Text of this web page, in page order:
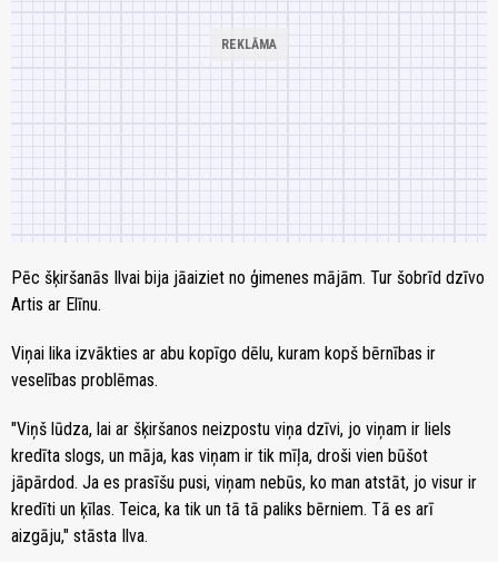
Pēc šķiršanās Ilvai bija jāaiziet no ģimenes mājām. Tur šobrīd dzīvo
Artis ar Elīnu.
Viņai lika izvākties ar abu kopīgo dēlu, kuram kopš bērnības ir
veselības problēmas.
"Viņš lūdza, lai ar šķiršanos neizpostu viņa dzīvi, jo viņam ir liels
kredīta slogs, un māja, kas viņam ir tik mīļa, droši vien būšot
jāpārdod. Ja es prasīšu pusi, viņam nebūs, ko man atstāt, jo visur ir
kredīti un ķīlas. Teica, ka tik un tā tā paliks bērniem. Tā es arī
aizgāju," stāsta Ilva.